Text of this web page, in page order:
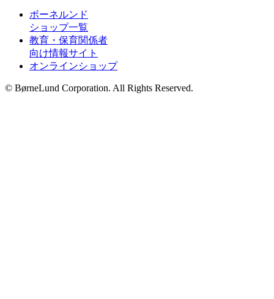
ボーネルンド
ショップ一覧
教育・保育関係者
向け情報サイト
オンラインショップ
© BørneLund Corporation. All Rights Reserved.